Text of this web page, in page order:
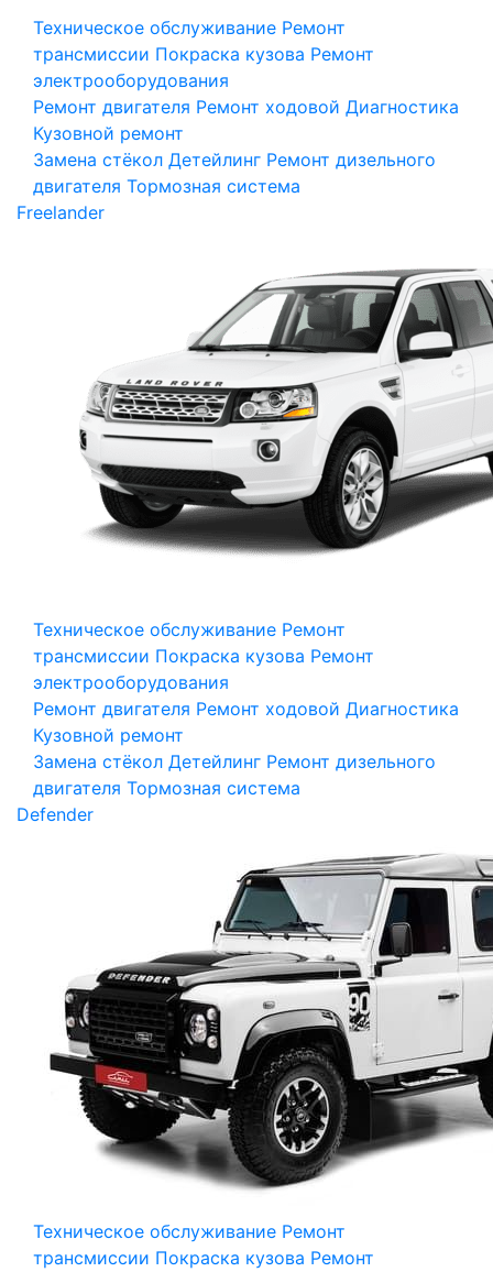
Техническое обслуживание Ремонт
трансмиссии Покраска кузова Ремонт
электрооборудования
Ремонт двигателя Ремонт ходовой Диагностика
Кузовной ремонт
Замена стёкол Детейлинг Ремонт дизельного
двигателя Тормозная система
Freelander
Техническое обслуживание Ремонт
трансмиссии Покраска кузова Ремонт
электрооборудования
Ремонт двигателя Ремонт ходовой Диагностика
Кузовной ремонт
Замена стёкол Детейлинг Ремонт дизельного
двигателя Тормозная система
Defender
Техническое обслуживание Ремонт
трансмиссии Покраска кузова Ремонт